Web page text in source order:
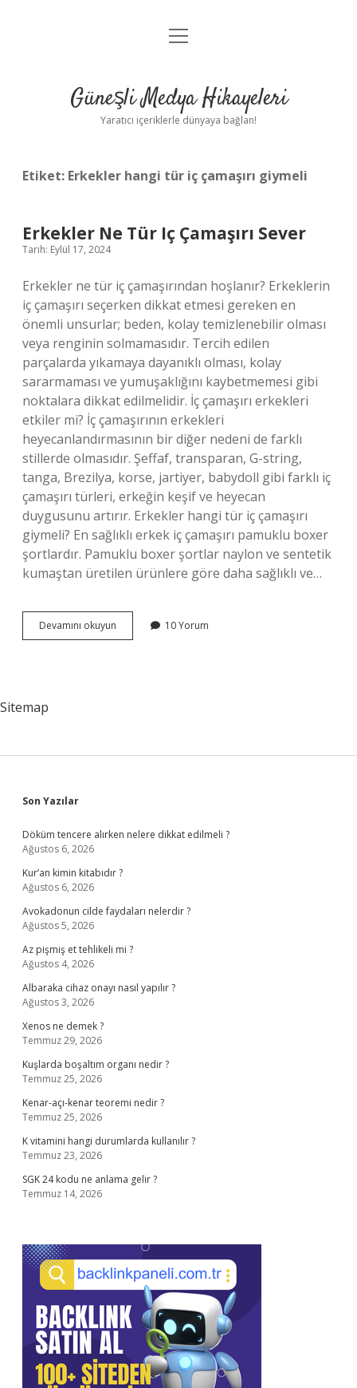
Anasayfa
Yasal Uyarı
menüyü
Güneşli Medya Hikayeleri
Yaratıcı içeriklerle dünyaya bağlan!
Etiket: Erkekler hangi tür iç çamaşırı giymeli
Erkekler Ne Tür Iç Çamaşırı Sever
Tarih: Eylül 17, 2024
Erkekler ne tür iç çamaşırından hoşlanır? Erkeklerin
iç çamaşırı seçerken dikkat etmesi gereken en
önemli unsurlar; beden, kolay temizlenebilir olması
veya renginin solmamasıdır. Tercih edilen
parçalarda yıkamaya dayanıklı olması, kolay
sararmaması ve yumuşaklığını kaybetmemesi gibi
noktalara dikkat edilmelidir. İç çamaşırı erkekleri
etkiler mi? İç çamaşırının erkekleri
heyecanlandırmasının bir diğer nedeni de farklı
stillerde olmasıdır. Şeffaf, transparan, G-string,
tanga, Brezilya, korse, jartiyer, babydoll gibi farklı iç
çamaşırı türleri, erkeğin keşif ve heyecan
duygusunu artırır. Erkekler hangi tür iç çamaşırı
giymeli? En sağlıklı erkek iç çamaşırı pamuklu boxer
şortlardır. Pamuklu boxer şortlar naylon ve sentetik
kumaştan üretilen ürünlere göre daha sağlıklı ve…
Devamını okuyun Erkekler
Ne
10 Yorum
Sitemap
Sidebar
Son Yazılar
Döküm tencere alırken nelere dikkat edilmeli ?
Ağustos 6, 2026
Kur’an kimin kitabıdır ?
Ağustos 6, 2026
Avokadonun cilde faydaları nelerdir ?
Ağustos 5, 2026
Az pişmiş et tehlikeli mi ?
Ağustos 4, 2026
Albaraka cihaz onayı nasıl yapılır ?
Ağustos 3, 2026
Xenos ne demek ?
Temmuz 29, 2026
Kuşlarda boşaltım organı nedir ?
Temmuz 25, 2026
Kenar-açı-kenar teoremi nedir ?
Temmuz 25, 2026
K vitamini hangi durumlarda kullanılır ?
Temmuz 23, 2026
SGK 24 kodu ne anlama gelir ?
Temmuz 14, 2026